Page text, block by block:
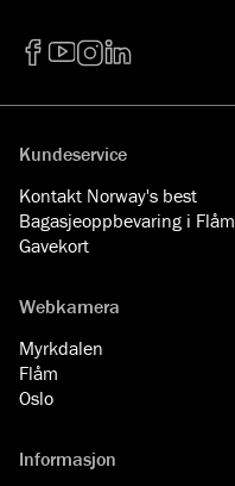
Kundeservice
Kontakt Norway's best
Bagasjeoppbevaring i Flåm
Gavekort
Webkamera
Myrkdalen
Flåm
Oslo
Informasjon